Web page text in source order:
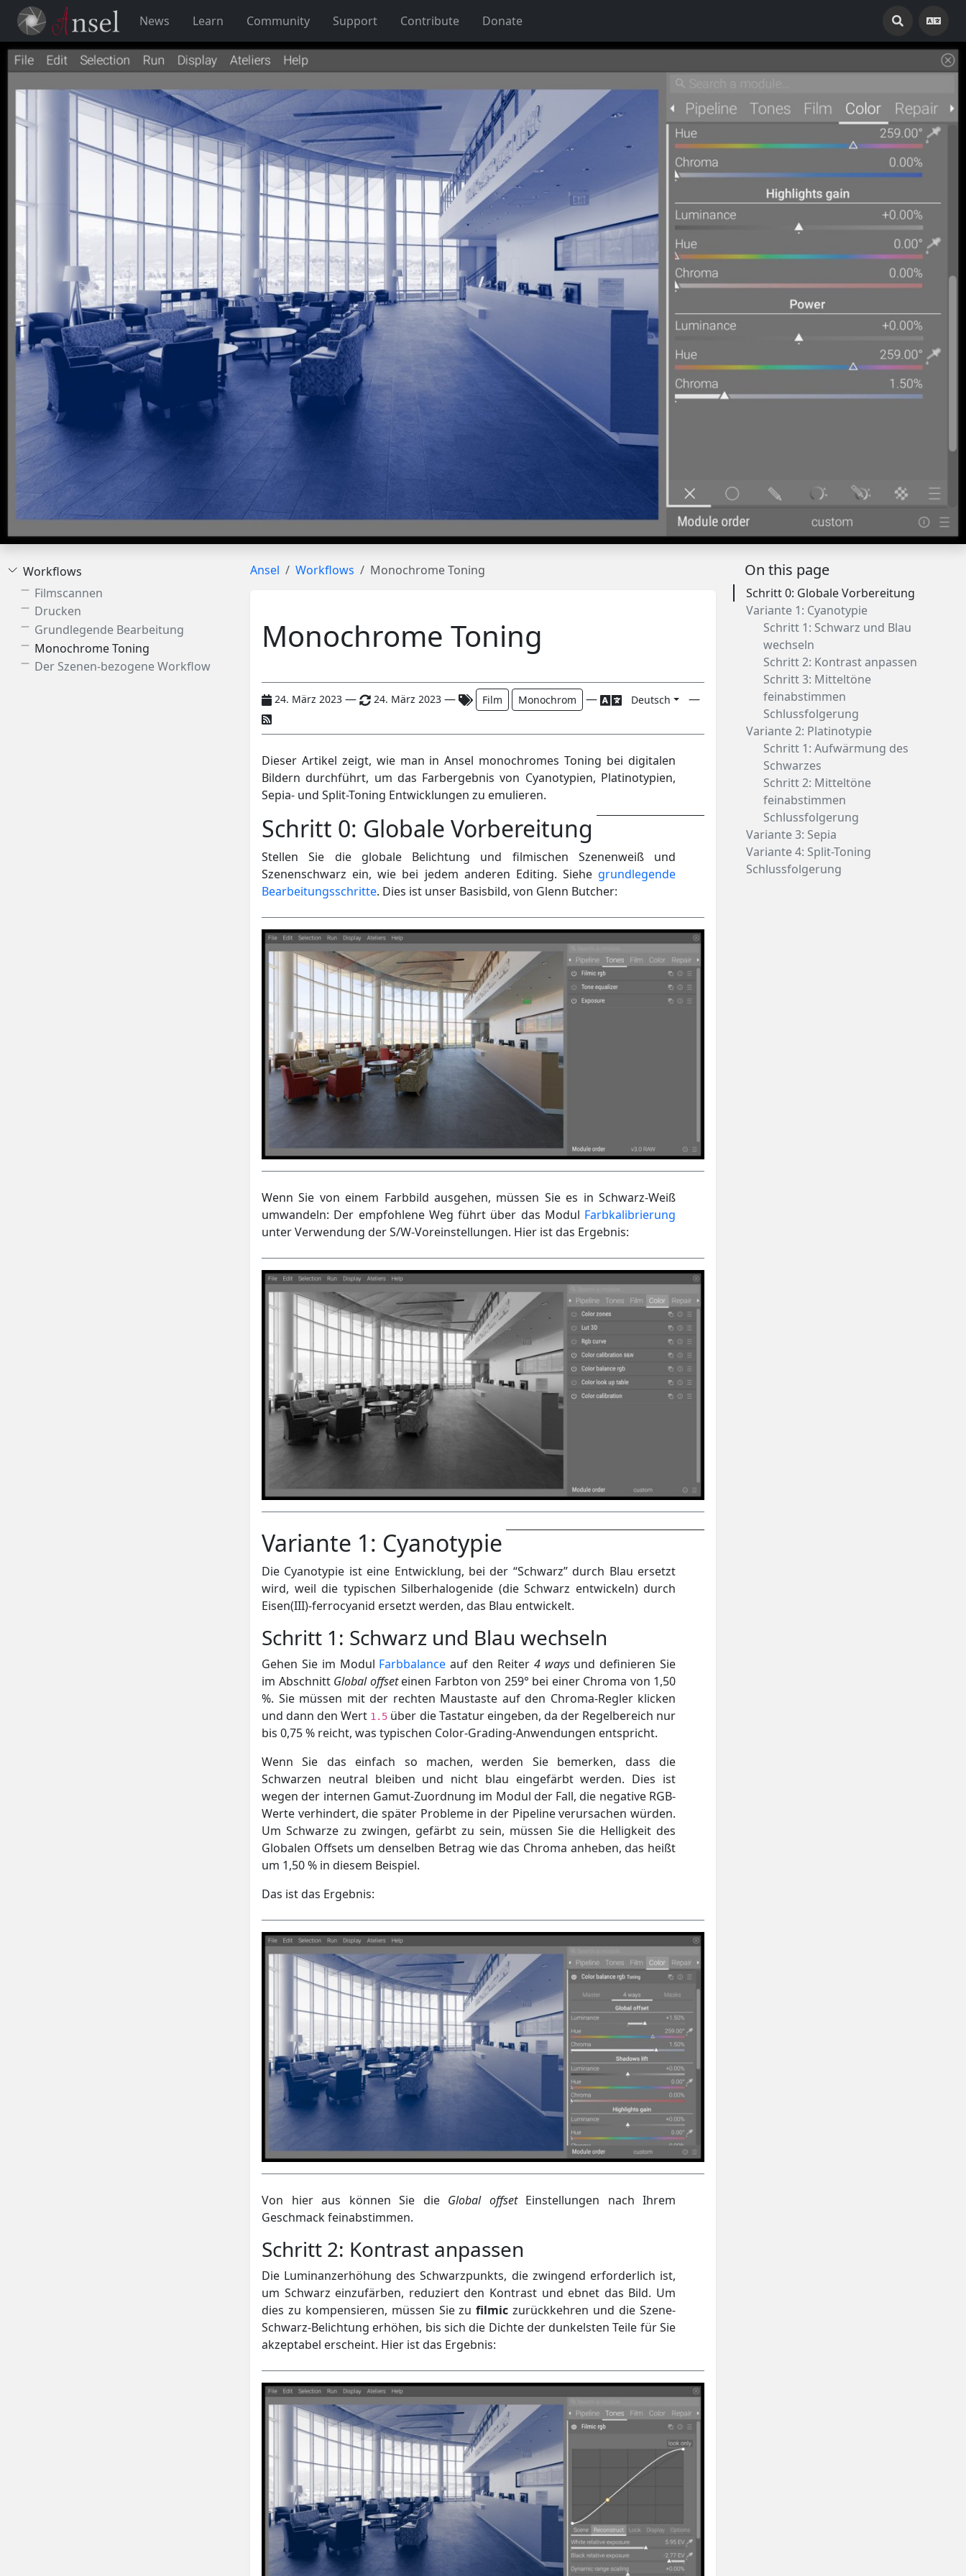
News Learn Community Support Contribute Donate
Workflows
Filmscannen
Drucken
Grundlegende Bearbeitung
Monochrome Toning
Der Szenen-bezogene Workflow
Ansel Workflows Monochrome Toning
Monochrome Toning
24. März 2023 — 24. März 2023 — Film Monochrom — Deutsch —
Dieser Artikel zeigt, wie man in Ansel monochromes Toning bei digitalen
Bildern durchführt, um das Farbergebnis von Cyanotypien, Platinotypien,
Sepia- und Split-Toning Entwicklungen zu emulieren.
Schritt 0: Globale Vorbereitung
Stellen Sie die globale Belichtung und filmischen Szenenweiß und
Szenenschwarz ein, wie bei jedem anderen Editing. Siehe grundlegende
Bearbeitungsschritte. Dies ist unser Basisbild, von Glenn Butcher:
Wenn Sie von einem Farbbild ausgehen, müssen Sie es in Schwarz-Weiß
umwandeln: Der empfohlene Weg führt über das Modul Farbkalibrierung
unter Verwendung der S/W-Voreinstellungen. Hier ist das Ergebnis:
Variante 1: Cyanotypie
Die Cyanotypie ist eine Entwicklung, bei der “Schwarz” durch Blau ersetzt
wird, weil die typischen Silberhalogenide (die Schwarz entwickeln) durch
Eisen(III)-ferrocyanid ersetzt werden, das Blau entwickelt.
Schritt 1: Schwarz und Blau wechseln
Gehen Sie im Modul Farbbalance auf den Reiter 4 waysund definieren Sie
im Abschnitt Global offseteinen Farbton von 259° bei einer Chroma von 1,50
%. Sie müssen mit der rechten Maustaste auf den Chroma-Regler klicken
und dann den Wert 1.5 über die Tastatur eingeben, da der Regelbereich nur
bis 0,75 % reicht, was typischen Color-Grading-Anwendungen entspricht.
Wenn Sie das einfach so machen, werden Sie bemerken, dass die
Schwarzen neutral bleiben und nicht blau eingefärbt werden. Dies ist
wegen der internen Gamut-Zuordnung im Modul der Fall, die negative RGB-
Werte verhindert, die später Probleme in der Pipeline verursachen würden.
Um Schwarze zu zwingen, gefärbt zu sein, müssen Sie die Helligkeit des
Globalen Offsets um denselben Betrag wie das Chroma anheben, das heißt
um 1,50 % in diesem Beispiel.
Das ist das Ergebnis:
Von hier aus können Sie die Global offsetEinstellungen nach Ihrem
Geschmack feinabstimmen.
Schritt 2: Kontrast anpassen
Die Luminanzerhöhung des Schwarzpunkts, die zwingend erforderlich ist,
um Schwarz einzufärben, reduziert den Kontrast und ebnet das Bild. Um
dies zu kompensieren, müssen Sie zufilmic zurückkehren und die Szene-
Schwarz-Belichtung erhöhen, bis sich die Dichte der dunkelsten Teile für Sie
akzeptabel erscheint. Hier ist das Ergebnis:
On this page
Schritt 0: Globale Vorbereitung
Variante 1: Cyanotypie
Schritt 1: Schwarz und Blau
wechseln
Schritt 2: Kontrast anpassen
Schritt 3: Mitteltöne
feinabstimmen
Schlussfolgerung
Variante 2: Platinotypie
Schritt 1: Aufwärmung des
Schwarzes
Schritt 2: Mitteltöne
feinabstimmen
Schlussfolgerung
Variante 3: Sepia
Variante 4: Split-Toning
Schlussfolgerung